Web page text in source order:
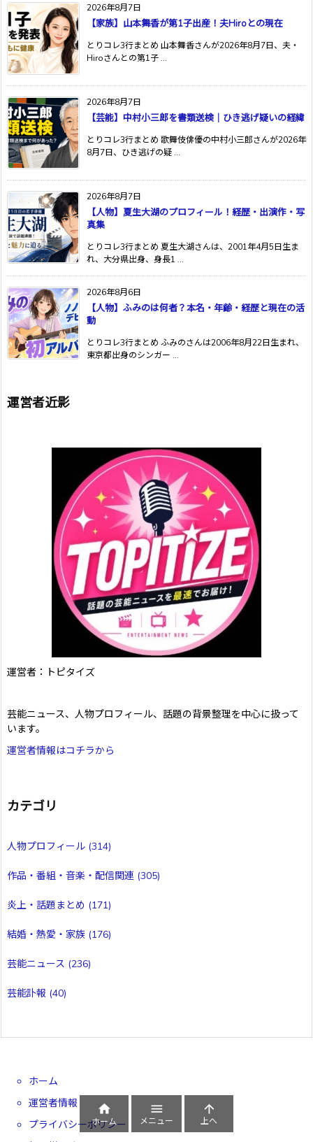
2026年8月7日
【家族】山本舞香が第1子出産！夫Hiroとの現在
とりコレ3行まとめ 山本舞香さんが2026年8月7日、夫・
Hiroさんとの第1子 ...
2026年8月7日
【芸能】中村小三郎を書類送検｜ひき逃げ疑いの経緯
とりコレ3行まとめ 歌舞伎俳優の中村小三郎さんが2026年
8月7日、ひき逃げの疑 ...
2026年8月7日
【人物】夏生大湖のプロフィール！経歴・出演作・写
真集
とりコレ3行まとめ 夏生大湖さんは、2001年4月5日生ま
れ、大分県出身、身長1 ...
2026年8月6日
【人物】ふみのは何者？本名・年齢・経歴と現在の活
動
とりコレ3行まとめ ふみのさんは2006年8月22日生まれ、
東京都出身のシンガー ...
運営者近影
運営者：トピタイズ
芸能ニュース、人物プロフィール、話題の背景整理を中心に扱って
います。
運営者情報はコチラから
カテゴリ
人物プロフィール (314)
作品・番組・音楽・配信関連 (305)
炎上・話題まとめ (171)
結婚・熱愛・家族 (176)
芸能ニュース (236)
芸能訃報 (40)
ホーム
運営者情報
プライバシーポリシー

ホーム

メニュー

上へ